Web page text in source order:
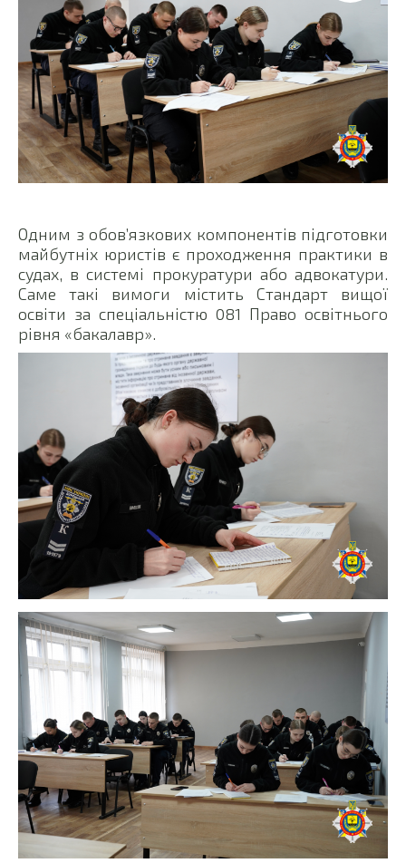
Одним з обов’язкових компонентів підготовки
майбутніх юристів є проходження практики в
судах, в системі прокуратури або адвокатури.
Саме такі вимоги містить Стандарт вищої
освіти за спеціальністю 081 Право освітнього
рівня «бакалавр».